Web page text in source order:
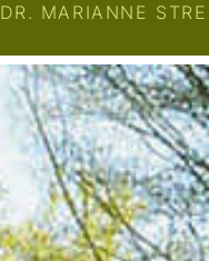
DR. MARIANNE